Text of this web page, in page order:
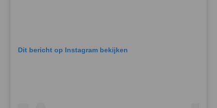
Dit bericht op Instagram bekijken